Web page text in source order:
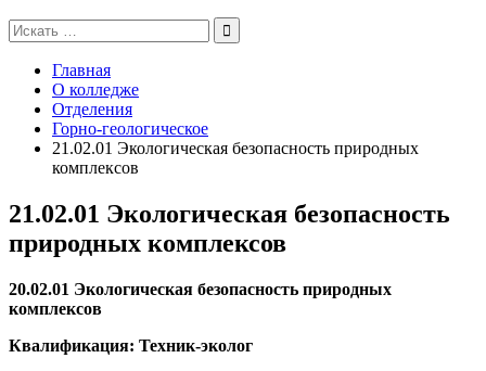
Поиск
для:
Главная
О колледже
Отделения
Горно-геологическое
21.02.01 Экологическая безопасность природных
комплексов
21.02.01 Экологическая безопасность
природных комплексов
20.02.01 Экологическая безопасность природных
комплексов
Квалификация: Техник-эколог